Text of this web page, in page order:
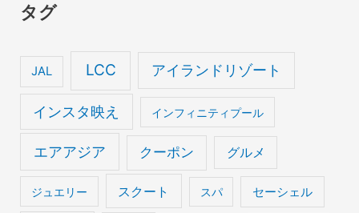
イ
タグ
JAL LCC アイランドリゾート
インスタ映え インフィニティプール
エアアジア クーポン グルメ
ジュエリー スクート スパ セーシェル